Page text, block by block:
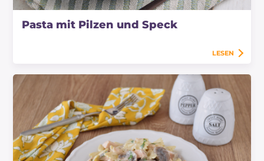
Pasta mit Pilzen und Speck
LESEN